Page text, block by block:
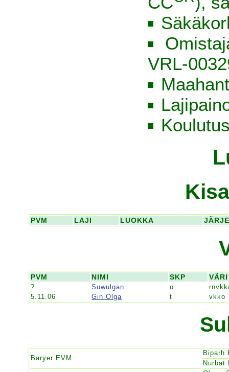
VRL-
PVM LAJI LUOKKA
PVM NIMI SKP VÄRI
? Suwulgan o
5.11.06
Gin Olga t vkko
Baryer EVM
Biparh
Nurbat